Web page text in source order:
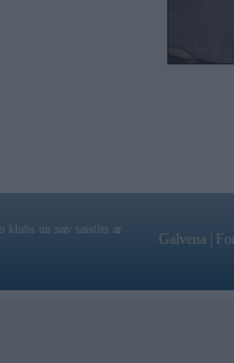
klubs un nav saistīts ar
Galvena